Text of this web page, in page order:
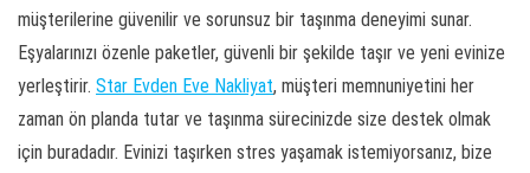
müşterilerine güvenilir ve sorunsuz bir taşınma deneyimi sunar.
Eşyalarınızı özenle paketler, güvenli bir şekilde taşır ve yeni evinize
yerleştirir. Star Evden Eve Nakliyat, müşteri memnuniyetini her
zaman ön planda tutar ve taşınma sürecinizde size destek olmak
için buradadır. Evinizi taşırken stres yaşamak istemiyorsanız, bize